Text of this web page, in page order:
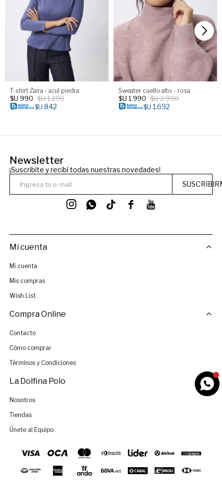
T-shirt Zaira - azul piedra
$U 990 $U1.290
$U 842
Sweater cuello alto - rosa
$U 1.990 $U2.990
$U 1.692
Newsletter
¡Suscribite y recibí todas nuestras novedades!
 
 
Mi cuenta
Mi cuenta
Mis compras
Wish List
Compra Online
Contacto
Cómo comprar
Términos y Condiciones
La Dolfina Polo
Nosotros
Tiendas
Únete al Equipo